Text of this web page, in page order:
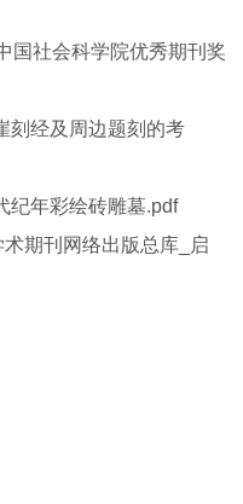
社会科学院优秀期刊奖
经及周边题刻的考
年彩绘砖雕墓.pdf
期刊网络出版总库_启